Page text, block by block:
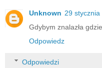
Unknown 29
Gdybym znalazła
Odpowiedz
Odpowiedzi